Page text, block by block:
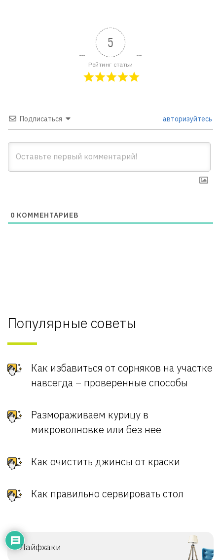
5
Рейтинг статьи
Подписаться авторизуйтесь
0 КОММЕНТАРИЕВ
Популярные советы
Как избавиться от сорняков на участке
навсегда – проверенные способы
Размораживаем курицу в
микроволновке или без нее
Как очистить джинсы от краски
Как правильно сервировать стол
Лайфхаки